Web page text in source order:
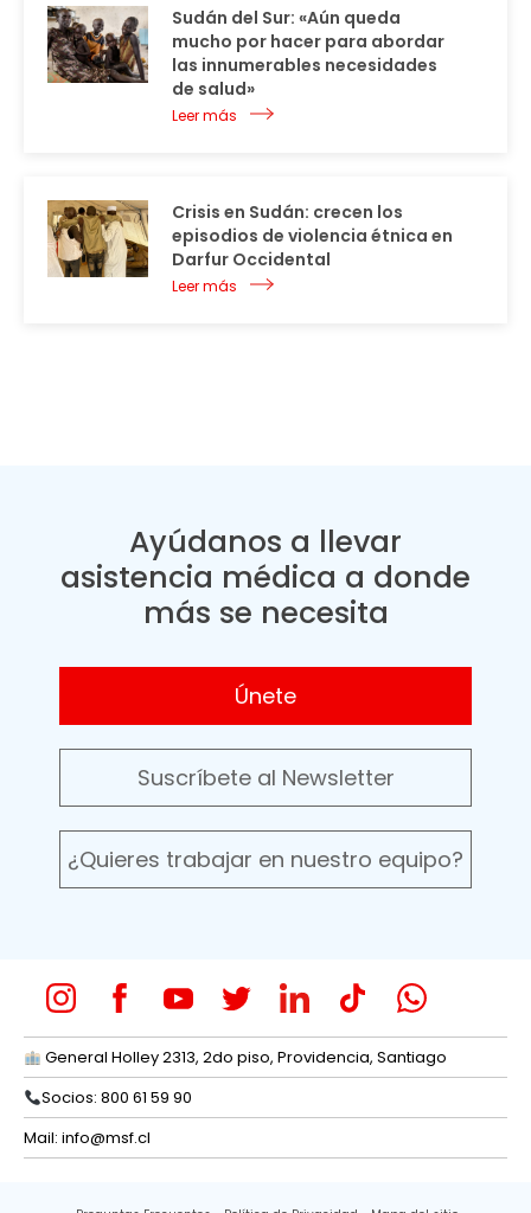
Sudán del Sur: «Aún queda
mucho por hacer para abordar
las innumerables necesidades
de salud»
Leer más
Crisis en Sudán: crecen los
episodios de violencia étnica en
Darfur Occidental
Leer más
Ayúdanos a llevar
asistencia médica a donde
más se necesita
Únete
Suscríbete al Newsletter
¿Quieres trabajar en nuestro equipo?
General Holley 2313, 2do piso, Providencia, Santiago
Socios: 800 61 59 90
Mail: info@msf.cl